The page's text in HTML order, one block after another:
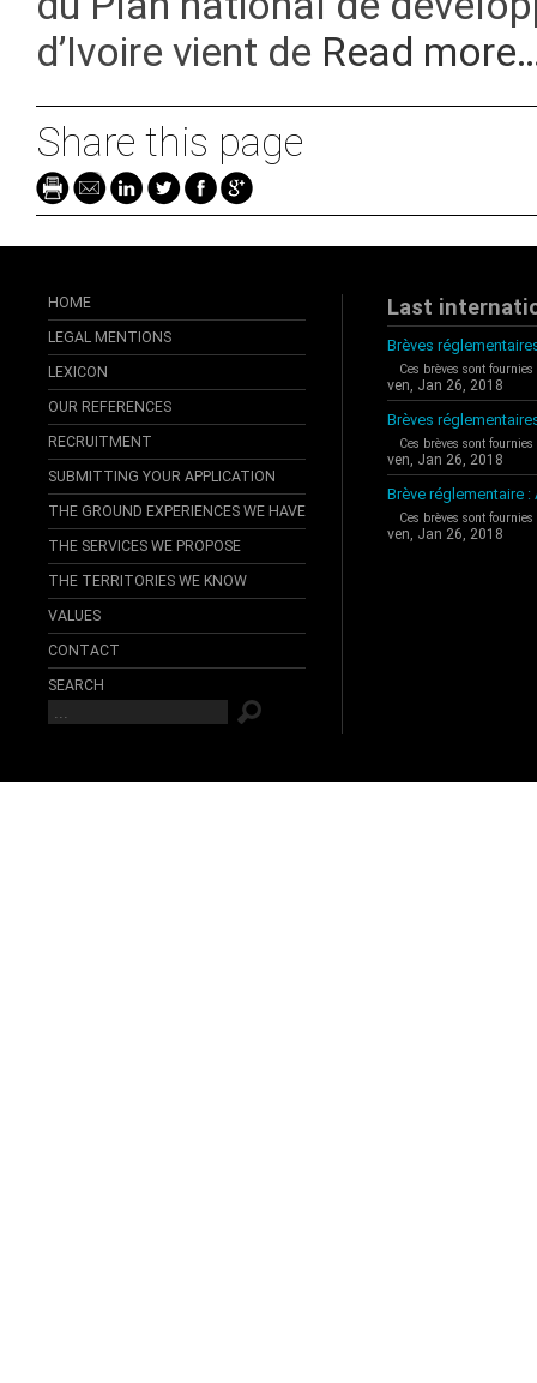
d’Ivoire vient de Read
Share this page
HOME
LEGAL MENTIONS
LEXICON
OUR REFERENCES
RECRUITMENT
SUBMITTING YOUR APPLICATION
THE GROUND EXPERIENCES WE HAVE
THE SERVICES WE PROPOSE
THE TERRITORIES WE KNOW
VALUES
CONTACT
SEARCH
Last
Brèves
Ces brèves sont
ven, Jan 26, 2018
Brèves
Ces brèves sont
ven, Jan 26, 2018
Brève réglementaire :
Ces brèves sont
ven, Jan 26, 2018